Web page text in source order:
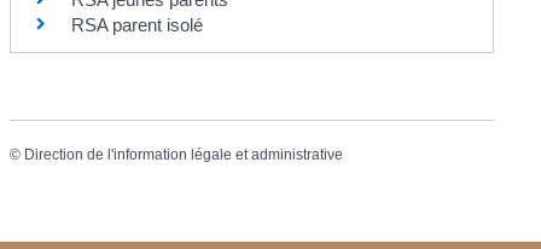
RSA parent isolé
© Direction de l'information légale et administrative